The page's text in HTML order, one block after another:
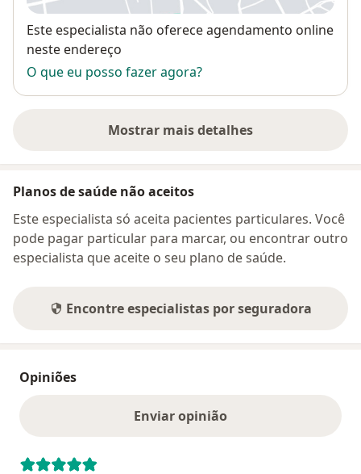
Disponibilidade
Este especialista não oferece agendamento online
neste endereço
O que eu posso fazer agora?
Mostrar mais detalhes
sobre o endereço
Planos de saúde não aceitos
Este especialista só aceita pacientes particulares. Você
pode pagar particular para marcar, ou encontrar outro
especialista que aceite o seu plano de saúde.
Encontre especialistas por seguradora
Opiniões
Enviar opinião